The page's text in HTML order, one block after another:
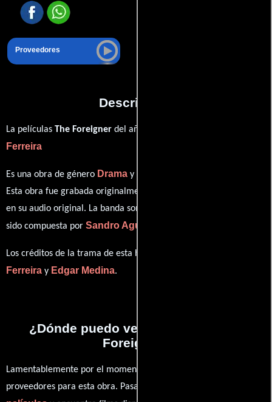
Proveedores
Descripción
La películas The Foreigner del año 2010, está dirigida por
Ferreira
Es una obra de género Drama y
Esta obra fue grabada originalmente con dialogos en
en su audio original. La banda sonora para esta producción ha
sido compuesta por Sandro Aguilar
Los créditos de la trama de esta historia están divididos entre
Ferreira y Edgar Medina.
¿Dónde puedo ver la películas The
Foreigner?
Lamentablemente por el momento no contamos con enlaces a
proveedores para esta obra. Pasa por nuestro catálogo de